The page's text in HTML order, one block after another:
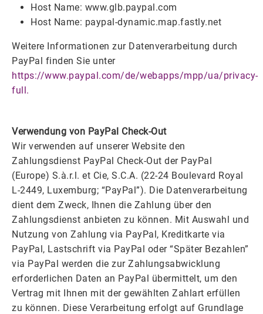
Host Name: www.glb.paypal.com
Host Name: paypal-dynamic.map.fastly.net
Weitere Informationen zur Datenverarbeitung durch
PayPal finden Sie unter
https://www.paypal.com/de/webapps/mpp/ua/privacy-
full.
Verwendung von PayPal Check-Out
Wir verwenden auf unserer Website den
Zahlungsdienst PayPal Check-Out der PayPal
(Europe) S.à.r.l. et Cie, S.C.A. (22-24 Boulevard Royal
L-2449, Luxemburg; “PayPal”). Die Datenverarbeitung
dient dem Zweck, Ihnen die Zahlung über den
Zahlungsdienst anbieten zu können. Mit Auswahl und
Nutzung von Zahlung via PayPal, Kreditkarte via
PayPal, Lastschrift via PayPal oder “Später Bezahlen”
via PayPal werden die zur Zahlungsabwicklung
erforderlichen Daten an PayPal übermittelt, um den
Vertrag mit Ihnen mit der gewählten Zahlart erfüllen
zu können. Diese Verarbeitung erfolgt auf Grundlage